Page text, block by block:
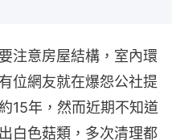
注意房屋結構，室內環
位網友就在爆怨公社提
15年，然而近期不知道
白色菇類，多次清理都